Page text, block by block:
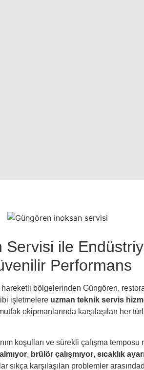
Servisi ile
Performans
hareketli bölgelerinden Güngören,
işletmelere uzman teknik servis
ekipmanlarında karşılaşılan her
koşulları ve sürekli çalışma
, brülör çalışmıyor, sıcaklık
sıkça karşılaşılan problemler